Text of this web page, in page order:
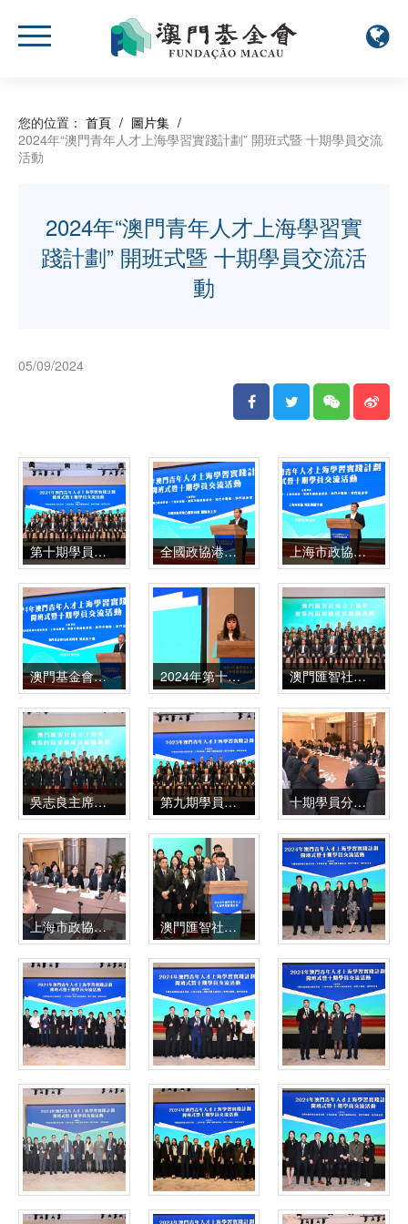
您的位置： 首頁 / 圖片集 /
2024年“澳門青年人才上海學習實踐計劃” 開班式暨 十期學員交流
活動
2024年“澳門青年人才上海學習實
踐計劃” 開班式暨 十期學員交流活
動
05/09/2024
第十期學員與主禮嘉賓合照 全國政協港澳台僑委員會劉賜貴主任致辭 上海市政協吳信寶副主席致辭
澳門基金會行政委員會吳志良主席致辭 2024年第十期學員代表徐幸潔致辭 澳門匯智社第四屆就職儀式
吳志良主席為澳門匯智社第四屆就職儀式監誓 第九期學員與主禮嘉賓合照 十期學員分享會
上海市政協代表團與十期學員交流座談 澳門匯智社楊駿會長致辭